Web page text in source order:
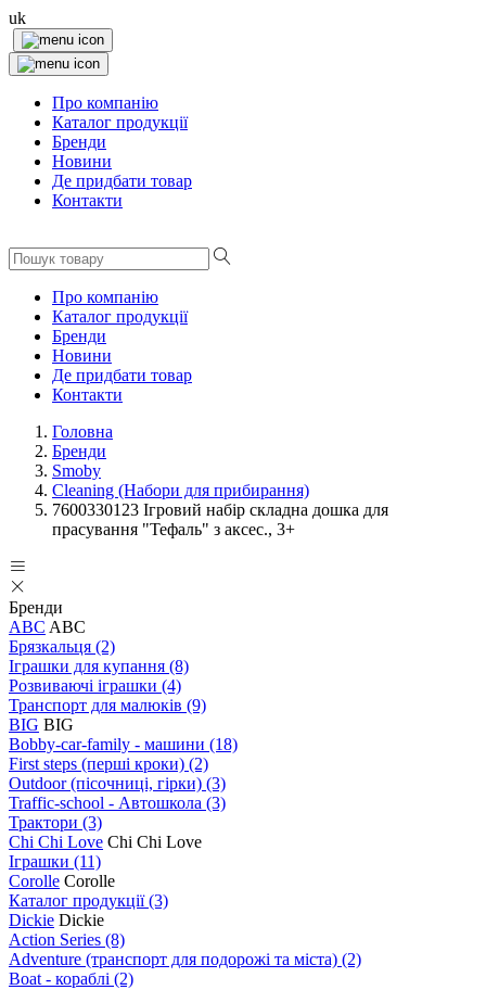
uk
Про компанію
Каталог продукції
Бренди
Новини
Де придбати товар
Контакти
Про компанію
Каталог продукції
Бренди
Новини
Де придбати товар
Контакти
Головна
Бренди
Smoby
Cleaning (Набори для прибирання)
7600330123 Ігровий набір складна дошка для
прасування "Тефаль" з аксес., 3+
Бренди
ABC ABC
Брязкальця (2)
Іграшки для купання (8)
Розвиваючі іграшки (4)
Транспорт для малюків (9)
BIG BIG
Bobby-car-family - машини (18)
First steps (перші кроки) (2)
Outdoor (пісочниці, гірки) (3)
Traffic-school - Автошкола (3)
Трактори (3)
Chi Chi Love Chi Chi Love
Іграшки (11)
Corolle Corolle
Каталог продукції(3)
Dickie Dickie
Action Series (8)
Adventure (транспорт для подорожі та міста) (2)
Boat - кораблі (2)